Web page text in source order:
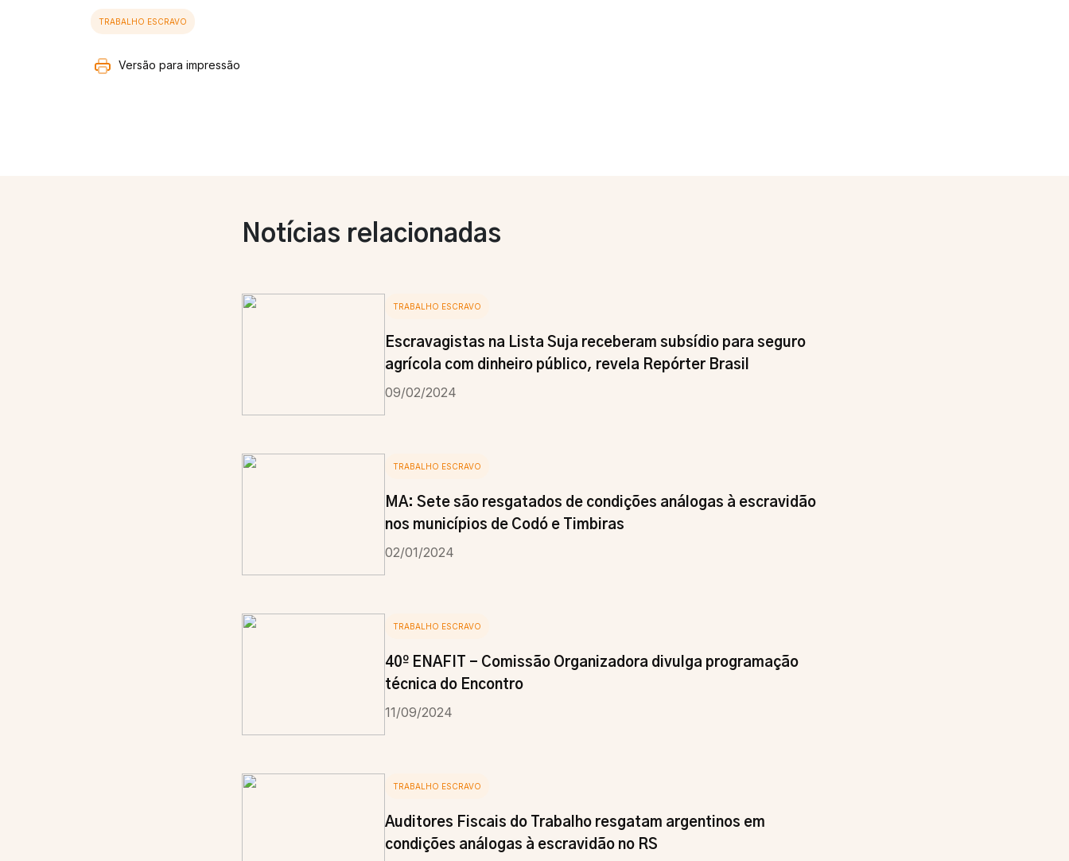
TRABALHO ESCRAVO
Versão para impressão
Notícias relacionadas
TRABALHO ESCRAVO
Escravagistas na Lista Suja receberam subsídio para seguro
agrícola com dinheiro público, revela Repórter Brasil
09/02/2024
TRABALHO ESCRAVO
MA: Sete são resgatados de condições análogas à escravidão
nos municípios de Codó e Timbiras
02/01/2024
TRABALHO ESCRAVO
40º ENAFIT - Comissão Organizadora divulga programação
técnica do Encontro
11/09/2024
TRABALHO ESCRAVO
Auditores Fiscais do Trabalho resgatam argentinos em
condições análogas à escravidão no RS